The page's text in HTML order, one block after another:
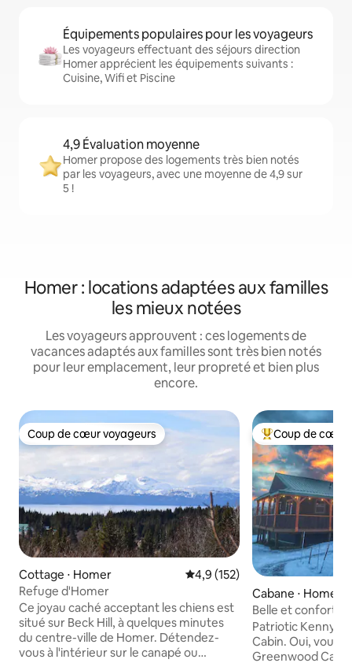
Équipements populaires pour les voyageurs
Les voyageurs effectuant des séjours direction
Homer apprécient les équipements suivants :
Cuisine, Wifi et Piscine
4,9 Évaluation moyenne
Homer propose des logements très bien notés
par les voyageurs, avec une moyenne de 4,9 sur
5 !
Homer : locations adaptées aux familles
les mieux notées
Les voyageurs approuvent : ces logements de
vacances adaptés aux familles sont très bien notés
pour leur emplacement, leur propreté et bien plus
encore.
Coup de cœur voyageurs
Coup de cœur voyageurs
Cottage ⋅ Homer Évaluation moyenne sur la
4,9 (152)
Refuge d'Homer
Ce joyau caché acceptant les chiens est
situé sur Beck Hill, à quelques minutes
du centre-ville de Homer. Détendez-
vous à l'intérieur sur le canapé ou
Coups de cœur
Coup de cœur
Cabane ⋅ Homer
Belle et
Greenwood avec
Patriotic Kenny a
Cabin. Oui, vous
Greenwood